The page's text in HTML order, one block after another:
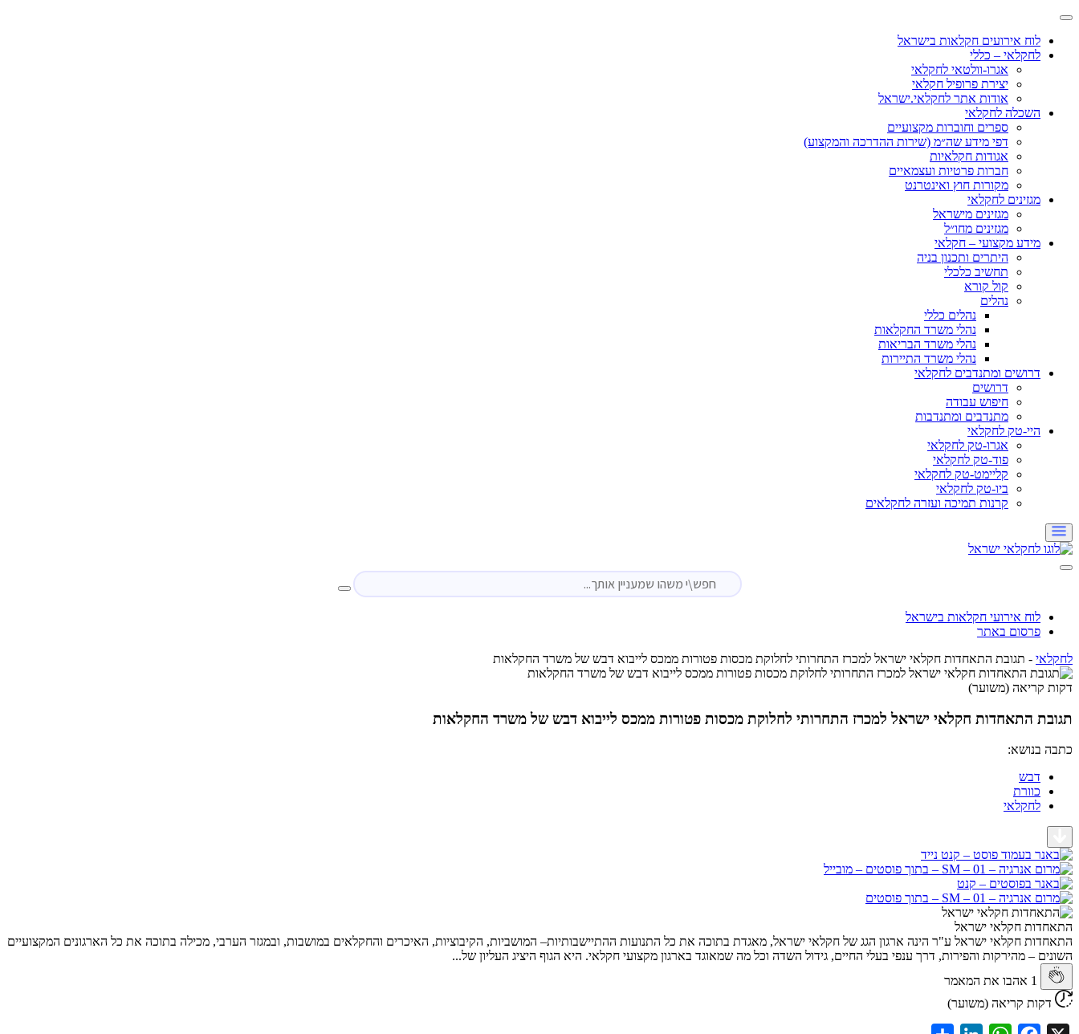
לוח אירועים חקלאות בישראל
לחקלאי – כללי
אגרו-וולטאי לחקלאי
יצירת פרופיל חקלאי
אודות אתר לחקלאי.ישראל
השכלה לחקלאי
ספרים וחוברות מקצועיים
דפי מידע שה״מ (שירות ההדרכה והמקצוע)
אגודות חקלאיות
חברות פרטיות ועצמאיים
מקורות חוץ ואינטרנט
מגזינים לחקלאי
מגזינים מישראל
מגזינים מחו״ל
מידע מקצועי – חקלאי
היתרים ותכנון בניה
תחשיב כלכלי
קול קורא
נהלים
נהלים כללי
נהלי משרד החקלאות
נהלי משרד הבריאות
נהלי משרד התיירות
דרושים ומתנדבים לחקלאי
דרושים
חיפוש עבודה
מתנדבים ומתנדבות
היי-טק לחקלאי
אגרו-טק לחקלאי
פוד-טק לחקלאי
קליימט-טק לחקלאי
ביו-טק לחקלאי
קרנות תמיכה ועזרה לחקלאים
לוח אירועי חקלאות בישראל
פרסום באתר
לחקלאי - תגובת התאחדות חקלאי ישראל למכרז התחרותי לחלוקת מכסות פטורות ממכס לייבוא דבש של משרד החקלאות
דקות קריאה (משוער)
תגובת התאחדות חקלאי ישראל למכרז התחרותי לחלוקת מכסות פטורות ממכס לייבוא דבש של משרד החקלאות
כתבה בנושא:
דבש
כוורת
לחקלאי
התאחדות חקלאי ישראל
התאחדות חקלאי ישראל ע"ר הינה ארגון הגג של חקלאי ישראל, מאגדת בתוכה את כל התנועות ההתיישבותיות– המושביות, הקיבוציות, האיכרים והחקלאים במושבות, ובמגזר הערבי, מכילה בתוכה את כל הארגונים המקצועיים
השונים – מהירקות והפירות, דרך ענפי בעלי החיים, גידול השדה וכל מה שמאוגד בארגון מקצועי חקלאי. היא הגוף היציג העליון של...
1 אהבו את המאמר
דקות קריאה (משוער)